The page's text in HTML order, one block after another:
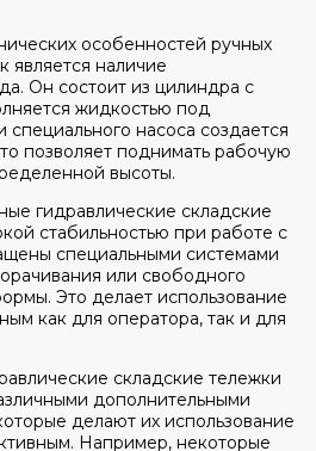
особенностей ручных
является наличие
Он состоит из цилиндра с
жидкостью под
насоса создается
позволяет поднимать рабочую
высоты.
гидравлические складские
стабильностью при работе с
специальными системами
или свободного
Это делает использование
как для оператора, так и для
складские тележки
дополнительными
делают их использование
Например, некоторые